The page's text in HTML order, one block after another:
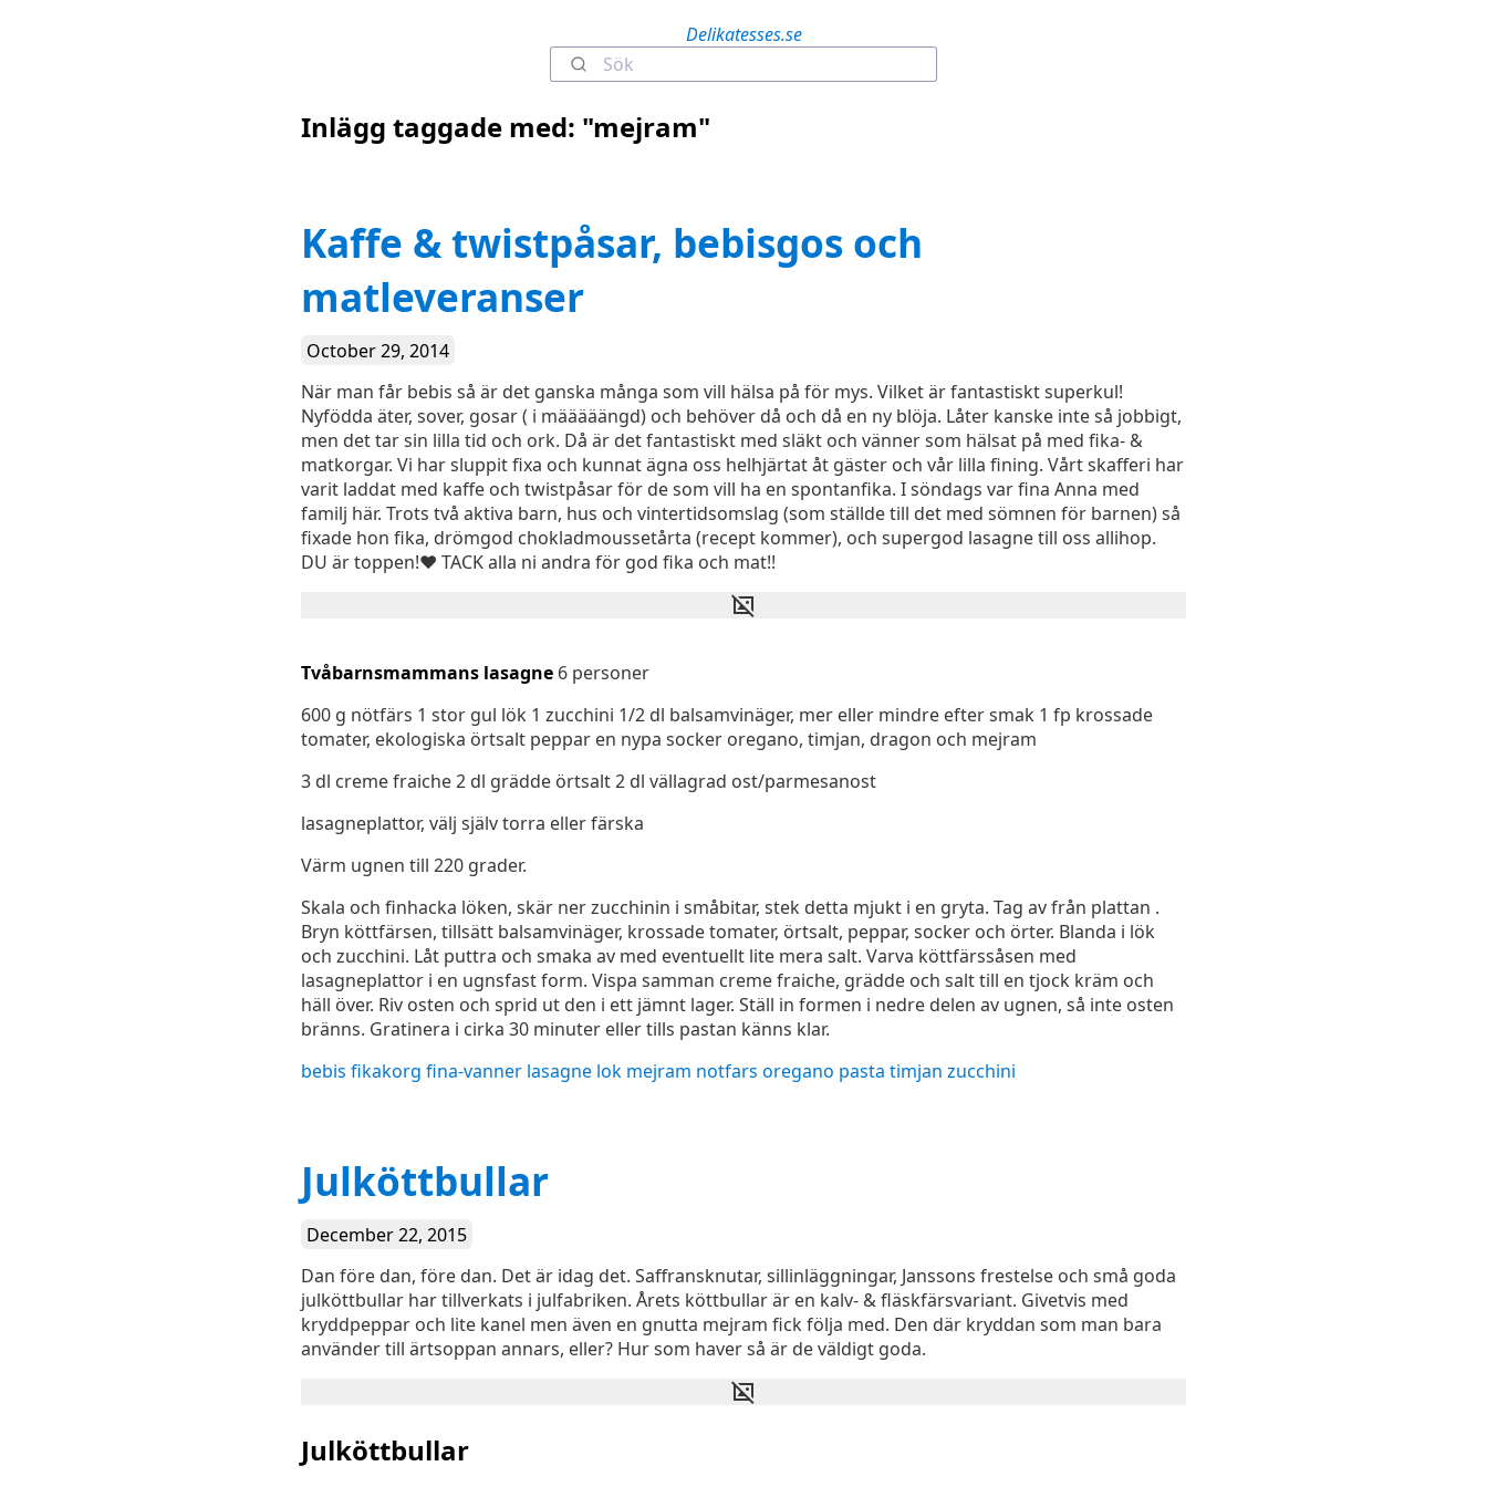
Delikatesses.se
Inlägg taggade med: "mejram"
Kaffe & twistpåsar, bebisgos och
matleveranser
October 29, 2014
När man får bebis så är det ganska många som vill hälsa på för mys. Vilket är fantastiskt superkul!
Nyfödda äter, sover, gosar ( i määääängd) och behöver då och då en ny blöja. Låter kanske inte så jobbigt,
men det tar sin lilla tid och ork. Då är det fantastiskt med släkt och vänner som hälsat på med fika- &
matkorgar. Vi har sluppit fixa och kunnat ägna oss helhjärtat åt gäster och vår lilla fining. Vårt skafferi har
varit laddat med kaffe och twistpåsar för de som vill ha en spontanfika. I söndags var fina Anna med
familj här. Trots två aktiva barn, hus och vintertidsomslag (som ställde till det med sömnen för barnen) så
fixade hon fika, drömgod chokladmoussetårta (recept kommer), och supergod lasagne till oss allihop.
DU är toppen!❤️ TACK alla ni andra för god fika och mat!!
Tvåbarnsmammans lasagne 6 personer
600 g nötfärs 1 stor gul lök 1 zucchini 1/2 dl balsamvinäger, mer eller mindre efter smak 1 fp krossade
tomater, ekologiska örtsalt peppar en nypa socker oregano, timjan, dragon och mejram
3 dl creme fraiche 2 dl grädde örtsalt 2 dl vällagrad ost/parmesanost
lasagneplattor, välj själv torra eller färska
Värm ugnen till 220 grader.
Skala och finhacka löken, skär ner zucchinin i småbitar, stek detta mjukt i en gryta. Tag av från plattan .
Bryn köttfärsen, tillsätt balsamvinäger, krossade tomater, örtsalt, peppar, socker och örter. Blanda i lök
och zucchini. Låt puttra och smaka av med eventuellt lite mera salt. Varva köttfärssåsen med
lasagneplattor i en ugnsfast form. Vispa samman creme fraiche, grädde och salt till en tjock kräm och
häll över. Riv osten och sprid ut den i ett jämnt lager. Ställ in formen i nedre delen av ugnen, så inte osten
bränns. Gratinera i cirka 30 minuter eller tills pastan känns klar.
bebis fikakorg fina-vanner lasagne lok mejram notfars oregano pasta timjan zucchini
Julköttbullar
December 22, 2015
Dan före dan, före dan. Det är idag det. Saffransknutar, sillinläggningar, Janssons frestelse och små goda
julköttbullar har tillverkats i julfabriken. Årets köttbullar är en kalv- & fläskfärsvariant. Givetvis med
kryddpeppar och lite kanel men även en gnutta mejram fick följa med. Den där kryddan som man bara
använder till ärtsoppan annars, eller? Hur som haver så är de väldigt goda.
Julköttbullar